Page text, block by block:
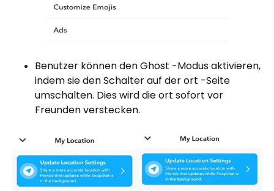
Benutzer können den Ghost -Modus aktivieren,
indem sie den Schalter auf der ort -Seite
umschalten. Dies wird die ort sofort vor
Freunden verstecken.